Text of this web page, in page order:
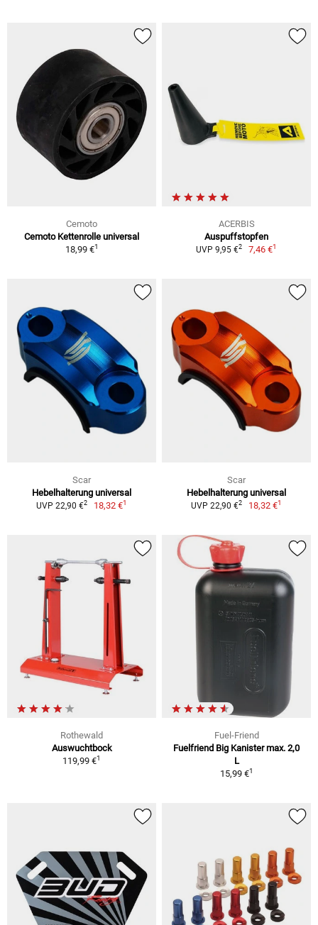
Cemoto
Cemoto Kettenrolle universal
18,99 €1
ACERBIS
Auspuffstopfen
UVP 9,95 €2 7,46 €1
Scar
Hebelhalterung universal
UVP 22,90 €2 18,32 €1
Scar
Hebelhalterung universal
UVP 22,90 €2 18,32 €1
Rothewald
Auswuchtbock
119,99 €1
Fuel-Friend
Fuelfriend Big Kanister max. 2,0
L
15,99 €1